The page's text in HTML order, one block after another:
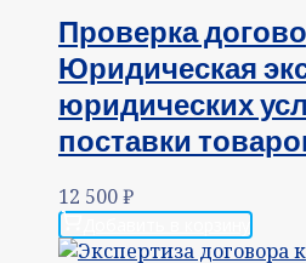
Проверка
Юридическая
юридических
поставки
12 500₽